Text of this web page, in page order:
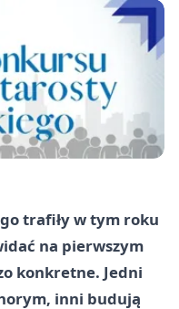
trafiły w tym roku
na pierwszym
konkretne. Jedni
inni budują